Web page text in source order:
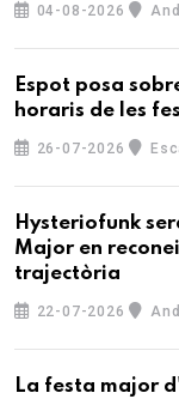
04-08-2026
Espot posa
horaris de les
26-07-2026
Hysteriofunk
Major en
trajectòria
22-07-2026
La festa major